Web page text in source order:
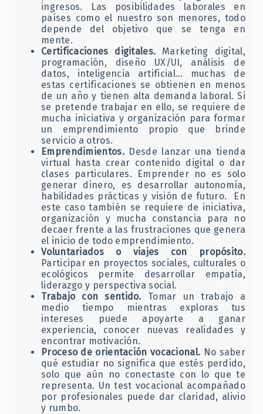
ingresos. Las posibilidades laborales en
países como el nuestro son menores, todo
depende del objetivo que se tenga en
mente.
Certificaciones digitales. Marketing digital,
programación, diseño UX/UI, análisis de
datos, inteligencia artificial… muchas de
estas certificaciones se obtienen en menos
de un año y tienen alta demanda laboral. Si
se pretende trabajar en ello, se requiere de
mucha iniciativa y organización para formar
un emprendimiento propio que brinde
servicio a otros.
Emprendimientos.Desde lanzar una tienda
virtual hasta crear contenido digital o dar
clases particulares. Emprender no es solo
generar dinero, es desarrollar autonomía,
habilidades prácticas y visión de futuro. En
este caso también se requiere de iniciativa,
organización y mucha constancia para no
decaer frente a las frustraciones que genera
el inicio de todo emprendimiento.
Voluntariados o viajes con propósito.
Participar en proyectos sociales, culturales o
ecológicos permite desarrollar empatía,
liderazgo y perspectiva social.
Trabajo con sentido. Tomar un trabajo a
medio tiempo mientras exploras tus
intereses puede apoyarte a ganar
experiencia, conocer nuevas realidades y
encontrar motivación.
Proceso de orientación vocacional. No saber
qué estudiar no significa que estés perdido,
solo que aún no conectaste con lo que te
representa. Un test vocacional acompañado
por profesionales puede dar claridad, alivio
y rumbo.